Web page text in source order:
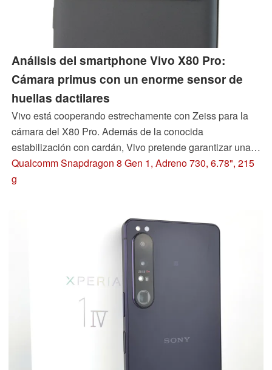
Análisis del smartphone Vivo X80 Pro:
Cámara primus con un enorme sensor de
huellas dactilares
Vivo está cooperando estrechamente con Zeiss para la
cámara del X80 Pro. Además de la conocida
estabilización con cardán, Vivo pretende garantizar una
reproducción natural de los colores en un smartphone
tipo buque insignia, visual y técnicamente atractivo, pero
Qualcomm Snapdragon 8 Gen 1, Adreno 730, 6.78", 215
g